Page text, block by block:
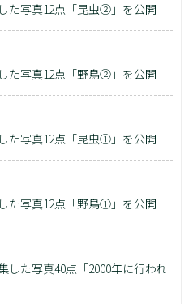
た写真12点「昆虫②」を公開
た写真12点「野鳥②」を公開
た写真12点「昆虫①」を公開
た写真12点「野鳥①」を公開
した写真40点「2000年に行われ